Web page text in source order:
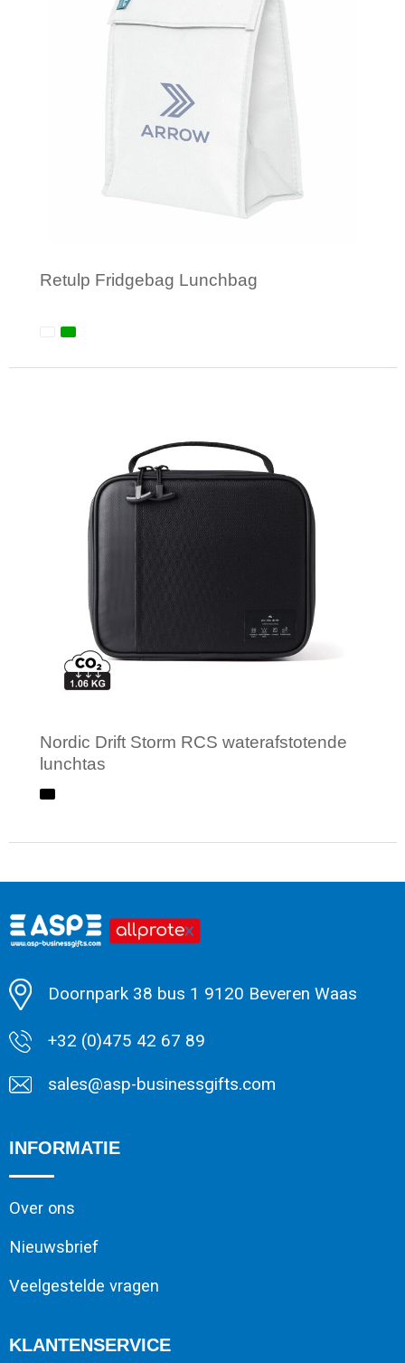
Retulp Fridgebag Lunchbag
Nordic Drift Storm RCS waterafstotende
lunchtas
Doornpark 38 bus 1 9120 Beveren Waas
+32 (0)475 42 67 89
sales@asp-businessgifts.com
INFORMATIE
Over ons
Nieuwsbrief
Veelgestelde vragen
KLANTENSERVICE